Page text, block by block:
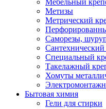
Мебельный
Метизы
Метрический
Саморезы,
Специальный
Такелажный
Хомуты
Бытовая химия
Гели для стирки